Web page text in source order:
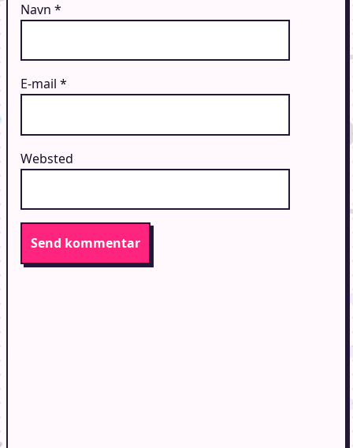
Navn *
E-mail *
Websted